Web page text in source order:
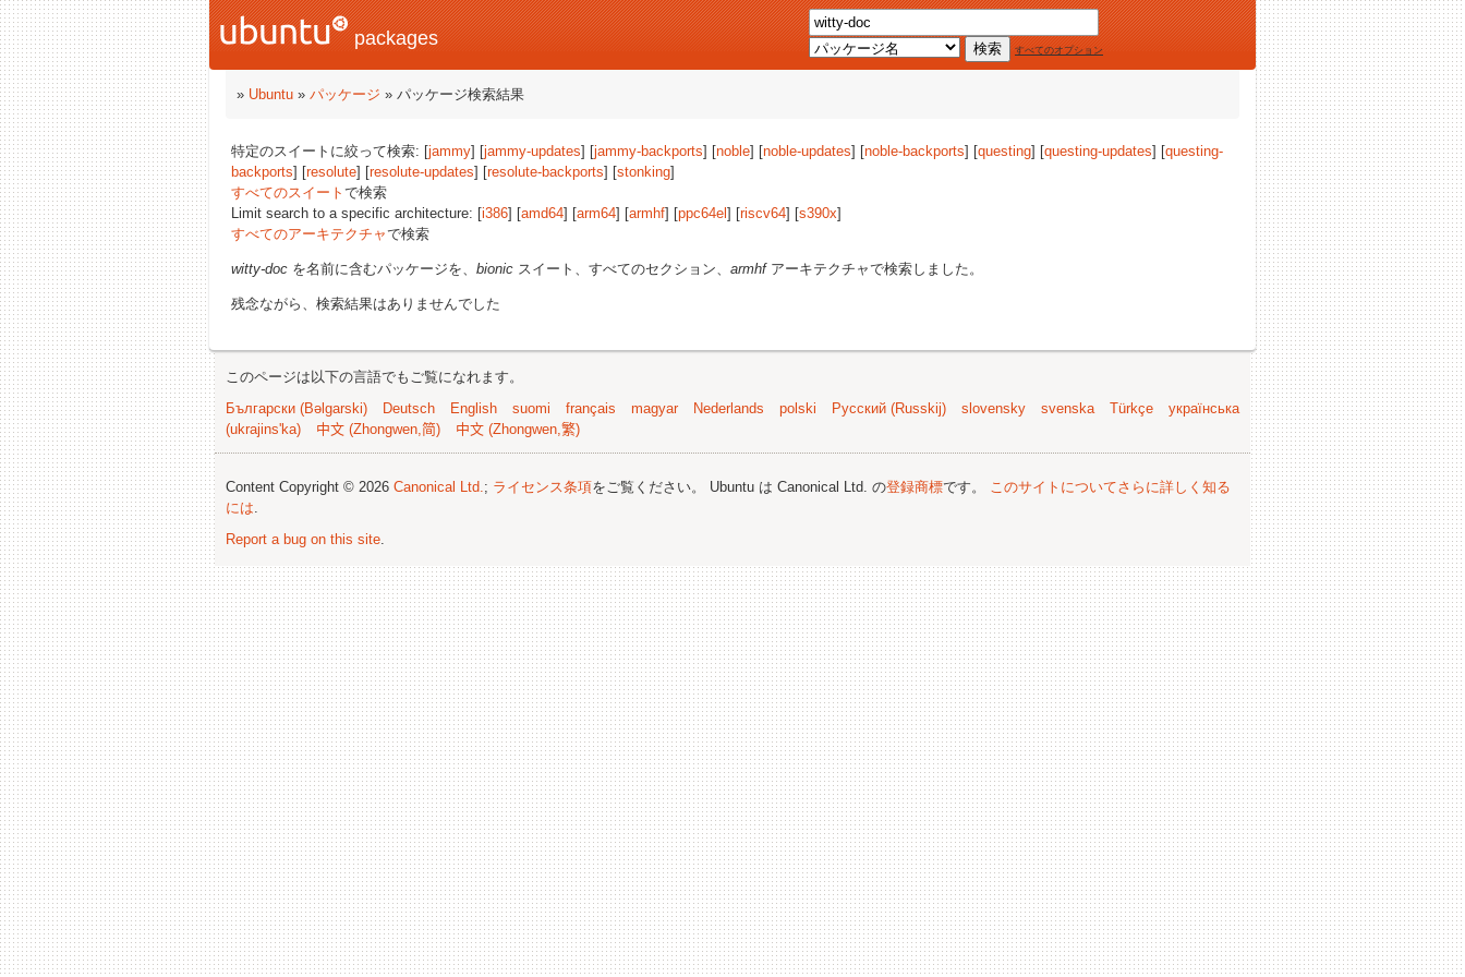
packages
すべてのオプション
» Ubuntu » パッケージ » パッケージ検索結果
特定のスイートに絞って検索: [jammy] [jammy-updates] [jammy-backports] [noble] [noble-updates] [noble-backports] [questing] [questing-updates] [questing-
backports] [resolute] [resolute-updates] [resolute-backports] [stonking]
すべてのスイート で検索
Limit search to a specific architecture: [i386] [amd64] [arm64] [armhf] [ppc64el ] [riscv64] [s390x]
すべてのアーキテクチャで検索
witty-doc を名前に含むパッケージを、 bionic スイート、すべてのセクション、 armhfアーキテクチャで検索しました。
残念ながら、検索結果はありませんでした
このページは以下の言語でもご覧になれます。
Български (Bəlgarski)
Deutsch English suomi français magyar Nederlands polski Русский (Russkij) slovensky svenska Türkçe
українська
(ukrajins'ka)
中文 (Zhongwen,简) 中文 (Zhongwen,繁)
Content Copyright © 2026 Canonical Ltd.; ライセンス条項をご覧ください。 Ubuntu は Canonical Ltd. の登録商標です。 このサイトについてさらに詳しく知る
には.
Report a bug on this site.